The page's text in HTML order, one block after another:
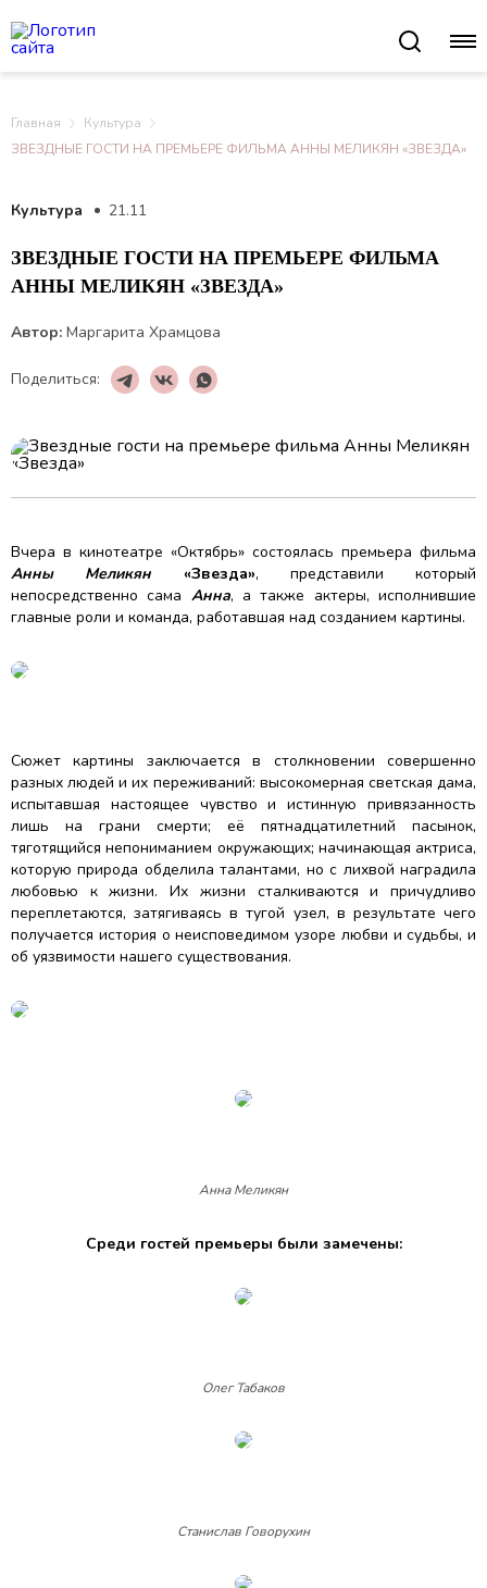
Главная
Культура
ЗВЕЗДНЫЕ ГОСТИ НА ПРЕМЬЕРЕ ФИЛЬМА АННЫ МЕЛИКЯН «ЗВЕЗДА»
Культура 21.11
ЗВЕЗДНЫЕ ГОСТИ НА ПРЕМЬЕРЕ ФИЛЬМА
АННЫ МЕЛИКЯН «ЗВЕЗДА»
Автор: Маргарита Храмцова
Поделиться:
Вчера в кинотеатре «Октябрь» состоялась премьера фильма
Анны Меликян «Звезда», представили который
непосредственно сама Анна, а также актеры, исполнившие
главные роли и команда, работавшая над созданием картины.
Сюжет картины заключается в столкновении совершенно
разных людей и их переживаний: высокомерная светская дама,
испытавшая настоящее чувство и истинную привязанность
лишь на грани смерти; её пятнадцатилетний пасынок,
тяготящийся непониманием окружающих; начинающая актриса,
которую природа обделила талантами, но с лихвой наградила
любовью к жизни. Их жизни сталкиваются и причудливо
переплетаются, затягиваясь в тугой узел, в результате чего
получается история о неисповедимом узоре любви и судьбы, и
об уязвимости нашего существования.
Анна Меликян
Среди гостей премьеры были замечены:
Олег Табаков
Станислав Говорухин